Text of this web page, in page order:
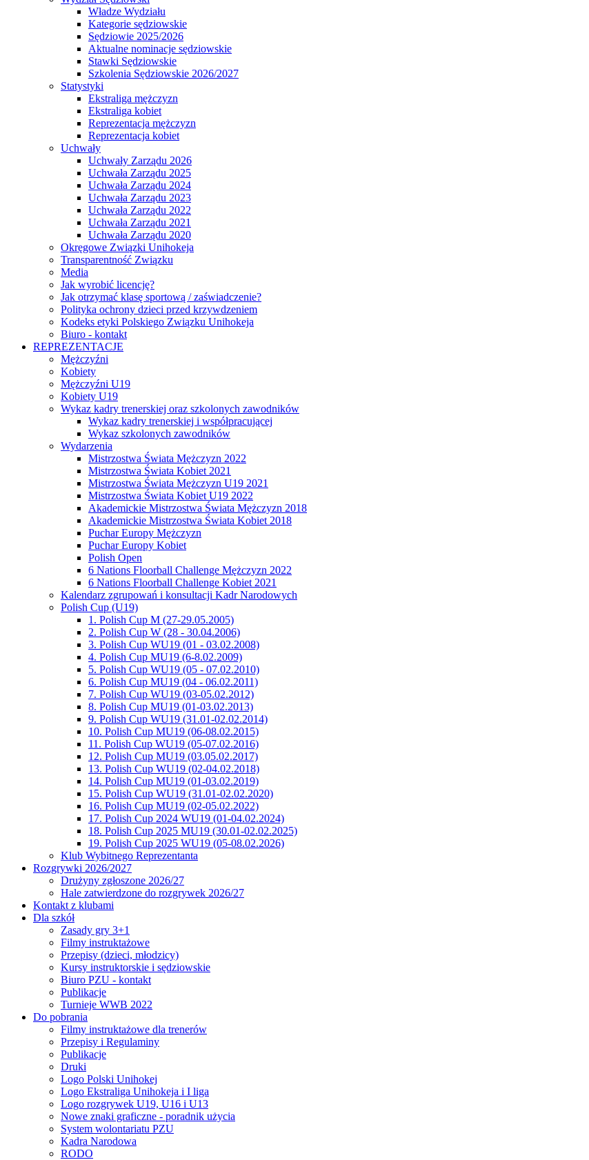
Władze Wydziału
Kategorie sędziowskie
Sędziowie 2025/2026
Aktualne nominacje sędziowskie
Stawki Sędziowskie
Szkolenia Sędziowskie 2026/2027
Statystyki
Ekstraliga mężczyzn
Ekstraliga kobiet
Reprezentacja mężczyzn
Reprezentacja kobiet
Uchwały
Uchwały Zarządu 2026
Uchwała Zarządu 2025
Uchwała Zarządu 2024
Uchwała Zarządu 2023
Uchwała Zarządu 2022
Uchwała Zarządu 2021
Uchwała Zarządu 2020
Okręgowe Związki Unihokeja
Transparentność Związku
Media
Jak wyrobić licencję?
Jak otrzymać klasę sportową / zaświadczenie?
Polityka ochrony dzieci przed krzywdzeniem
Kodeks etyki Polskiego Związku Unihokeja
Biuro - kontakt
REPREZENTACJE
Mężczyźni
Kobiety
Mężczyźni U19
Kobiety U19
Wykaz kadry trenerskiej oraz szkolonych zawodników
Wykaz kadry trenerskiej i współpracującej
Wykaz szkolonych zawodników
Wydarzenia
Mistrzostwa Świata Mężczyzn 2022
Mistrzostwa Świata Kobiet 2021
Mistrzostwa Świata Mężczyzn U19 2021
Mistrzostwa Świata Kobiet U19 2022
Akademickie Mistrzostwa Świata Mężczyzn 2018
Akademickie Mistrzostwa Świata Kobiet 2018
Puchar Europy Mężczyzn
Puchar Europy Kobiet
Polish Open
6 Nations Floorball Challenge Mężczyzn 2022
6 Nations Floorball Challenge Kobiet 2021
Kalendarz zgrupowań i konsultacji Kadr Narodowych
Polish Cup (U19)
1. Polish Cup M (27-29.05.2005)
2. Polish Cup W (28 - 30.04.2006)
3. Polish Cup WU19 (01 - 03.02.2008)
4. Polish Cup MU19 (6-8.02.2009)
5. Polish Cup WU19 (05 - 07.02.2010)
6. Polish Cup MU19 (04 - 06.02.2011)
7. Polish Cup WU19 (03-05.02.2012)
8. Polish Cup MU19 (01-03.02.2013)
9. Polish Cup WU19 (31.01-02.02.2014)
10. Polish Cup MU19 (06-08.02.2015)
11. Polish Cup WU19 (05-07.02.2016)
12. Polish Cup MU19 (03.05.02.2017)
13. Polish Cup WU19 (02-04.02.2018)
14. Polish Cup MU19 (01-03.02.2019)
15. Polish Cup WU19 (31.01-02.02.2020)
16. Polish Cup MU19 (02-05.02.2022)
17. Polish Cup 2024 WU19 (01-04.02.2024)
18. Polish Cup 2025 MU19 (30.01-02.02.2025)
19. Polish Cup 2025 WU19 (05-08.02.2026)
Klub Wybitnego Reprezentanta
Rozgrywki 2026/2027
Drużyny zgłoszone 2026/27
Hale zatwierdzone do rozgrywek 2026/27
Kontakt z klubami
Dla szkół
Zasady gry 3+1
Filmy instruktażowe
Przepisy (dzieci, młodzicy)
Kursy instruktorskie i sędziowskie
Biuro PZU - kontakt
Publikacje
Turnieje WWB 2022
Do pobrania
Filmy instruktażowe dla trenerów
Przepisy i Regulaminy
Publikacje
Druki
Logo Polski Unihokej
Logo Ekstraliga Unihokeja i I liga
Logo rozgrywek U19, U16 i U13
Nowe znaki graficzne - poradnik użycia
System wolontariatu PZU
Kadra Narodowa
RODO